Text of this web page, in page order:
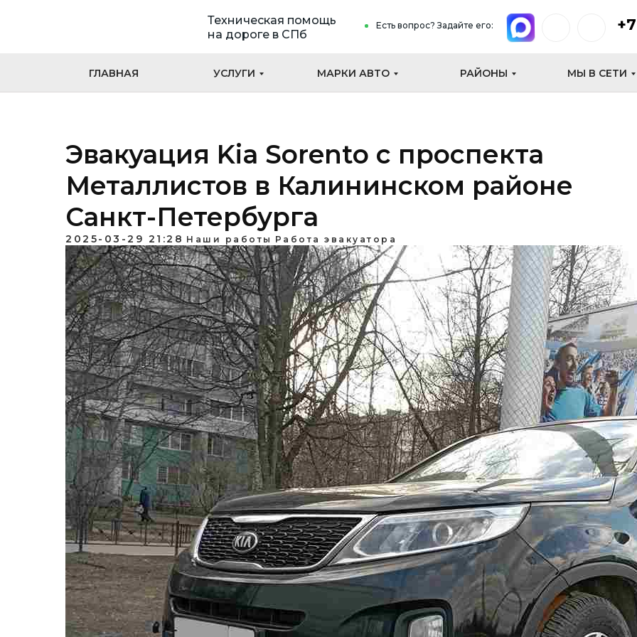
Есть вопрос? Задайте его:
ГЛАВНАЯ УСЛУГИ МАРКИ АВТО РАЙОНЫ МЫ В СЕТИ
Техническая помощь
на дороге в СПб
Эвакуация Kia Sorento с проспекта
Металлистов в Калининском районе
Санкт-Петербурга
2025-03-29 21:28 Наши работы Работа эвакуатора